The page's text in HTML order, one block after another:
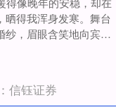
晒得我浑身发寒。舞台
纱，眉眼含笑地向宾客
的妈妈，一位退休的中
信钰证券